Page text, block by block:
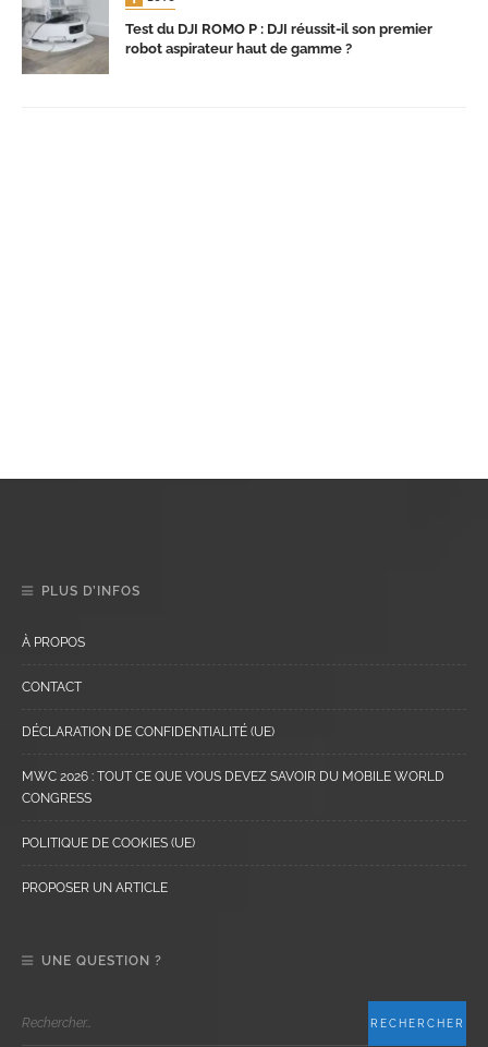
Test du DJI ROMO P : DJI réussit-il son premier
robot aspirateur haut de gamme ?
PLUS D’INFOS
À PROPOS
CONTACT
DÉCLARATION DE CONFIDENTIALITÉ (UE)
MWC 2026 : TOUT CE QUE VOUS DEVEZ SAVOIR DU MOBILE WORLD
CONGRESS
POLITIQUE DE COOKIES (UE)
PROPOSER UN ARTICLE
UNE QUESTION ?